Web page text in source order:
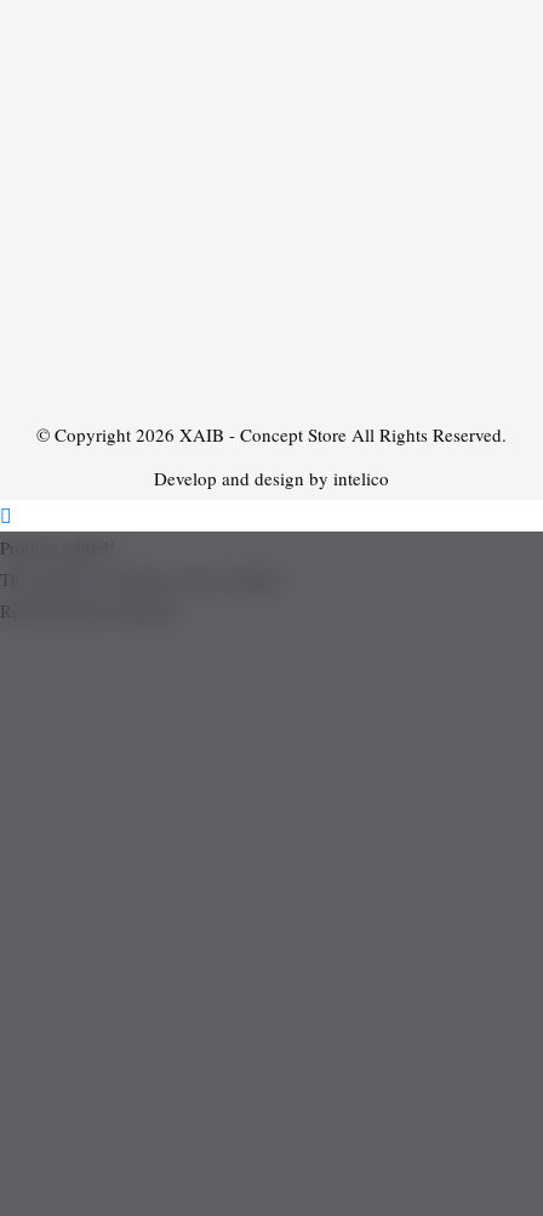
© Copyright 2026 XAIB - Concept Store All Rights Reserved.
Develop and design by intelico
Product added!
The product is already in the wishlist!
Removed from Wishlist